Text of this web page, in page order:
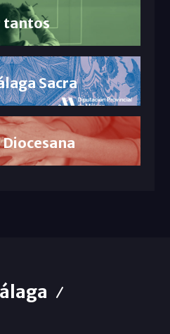
tantos
Sacra